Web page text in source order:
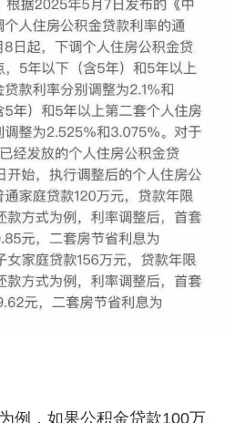
例，如果公积金贷款100万、